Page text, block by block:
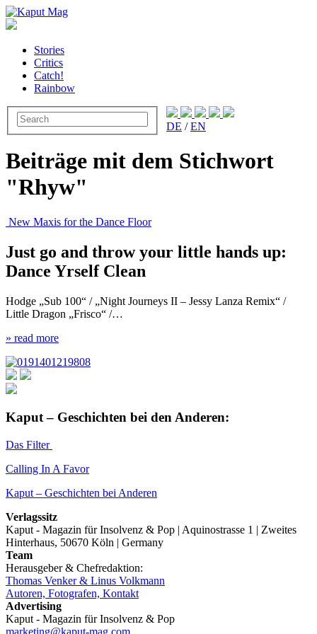
Stories
Critics
Catch!
Rainbow
DE /EN
Beiträge mit dem Stichwort
"Rhyw"
New Maxis for the Dance Floor
Just go and throw your little hands up:
Dance Yrself Clean
Hodge „Sub 100“ / „Night Journeys II – Jessy Lanza Remix“ /
Little Dragon „Frisco“ /…
» read more
Kaput – Geschichten bei den Anderen:
Das Filter
Calling In A Favor
Kaput – Geschichten bei Anderen
Verlagssitz
Kaput - Magazin für Insolvenz & Pop | Aquinostrasse 1 | Zweites
Hinterhaus, 50670 Köln | Germany
Team
Herausgeber & Chefredaktion:
Thomas Venker & Linus Volkmann
Autoren, Fotografen, Kontakt
Advertising
Kaput - Magazin für Insolvenz & Pop